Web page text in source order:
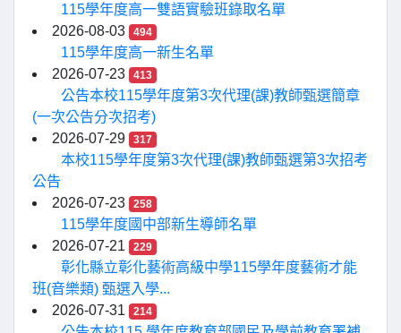
115學年度高一雙語實驗班錄取名單
2026-08-03
494
115學年度高一新生名單
2026-07-23
413
公告本校115學年度第3次代理(課)教師甄選簡章
(一次公告分次招考)
2026-07-29
317
本校115學年度第3次代理(課)教師甄選第3次招考
公告
2026-07-23
258
115學年度國中部新生導師名單
2026-07-21
229
彰化縣立彰化藝術高級中學115學年度藝術才能
班(音樂類) 甄選入學...
2026-07-31
214